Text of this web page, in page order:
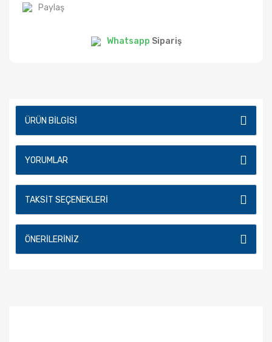
Paylaş
Whatsapp Sipariş
ÜRÜN BILGISI
YORUMLAR
TAKSIT SEÇENEKLERI
ÖNERILERINIZ